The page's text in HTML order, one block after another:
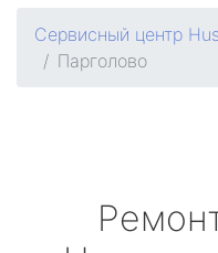
Сервисный центр
Парголово